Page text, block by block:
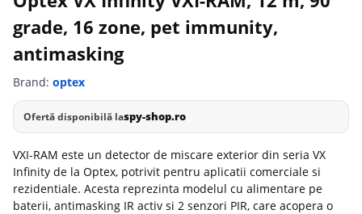
grade, 16 zone, pet immunity,
antimasking
Brand: optex
Ofertă disponibilă laspy-shop.ro
VXI-RAM este un detector de miscare exterior din seria VX
Infinity de la Optex, potrivit pentru aplicatii comerciale si
rezidentiale. Acesta reprezinta modelul cu alimentare pe
baterii, antimasking IR activ si 2 senzori PIR, care acopera o